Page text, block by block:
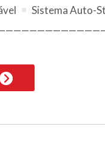
Sistema Auto-